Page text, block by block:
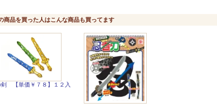
商品を買った人はこんな商品も買ってます
剣 【単価￥７８】１２入